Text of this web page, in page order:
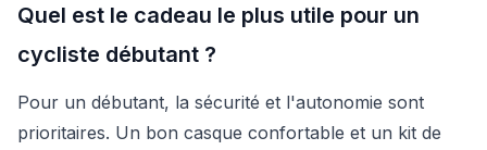
Quel est le cadeau le plus utile pour un
cycliste débutant ?
Pour un débutant, la sécurité et l'autonomie sont
prioritaires. Un bon casque confortable et un kit de